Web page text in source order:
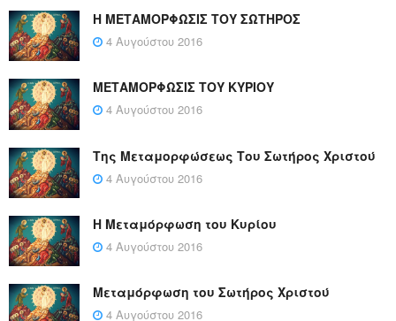
Η ΜΕΤΑΜΟΡΦΩΣΙΣ ΤΟΥ ΣΩΤΗΡΟΣ
4 Αυγούστου 2016
ΜΕΤΑΜΟΡΦΩΣΙΣ ΤΟΥ ΚΥΡΙΟΥ
4 Αυγούστου 2016
Της Μεταμορφώσεως Του Σωτήρος Χριστού
4 Αυγούστου 2016
Η Μεταμόρφωση του Κυρίου
4 Αυγούστου 2016
Μεταμόρφωση του Σωτήρος Χριστού
4 Αυγούστου 2016